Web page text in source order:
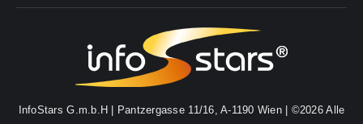
InfoStars G.m.b.H | Pantzergasse 11/16, A-1190 Wien | ©2026 Alle